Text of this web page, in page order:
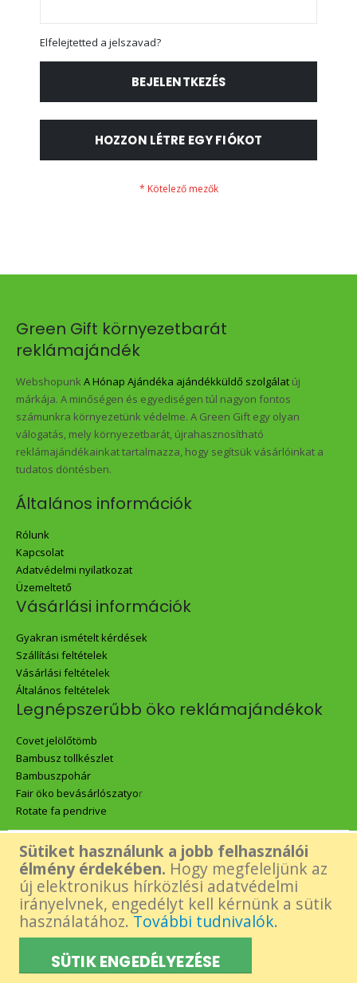
Sütiket használunk a jobb felhasználói
élmény érdekében. Hogy megfeleljünk az
új elektronikus hírközlési adatvédelmi
irányelvnek, engedélyt kell kérnünk a sütik
használatához. További tudnivalók.
SÜTIK ENGEDÉLYEZÉSE
Elfelejtetted a jelszavad?
BEJELENTKEZÉS
HOZZON LÉTRE EGY FIÓKOT
Green Gift környezetbarát
reklámajándék
Webshopunk A Hónap Ajándéka ajándékküldő szolgálat új
márkája. A minőségen és egyediségen túl nagyon fontos
számunkra környezetünk védelme. A Green Gift egy olyan
válogatás, mely környezetbarát, újrahasznosítható
reklámajándékainkat tartalmazza, hogy segítsük vásárlóinkat a
tudatos döntésben.
Általános információk
Rólunk
Kapcsolat
Adatvédelmi nyilatkozat
Üzemeltető
Vásárlási információk
Gyakran ismételt kérdések
Szállítási feltételek
Vásárlási feltételek
Általános feltételek
Legnépszerűbb öko reklámajándékok
Covet jelölőtömb
Bambusz tollkészlet
Bambuszpohár
Fair öko bevásárlószatyor
Rotate fa pendrive
Az oldalon található összes tartalom - beleértve a Green Gift logó,
képek és tartalmi elemek- felhasználásához a készítő előzetes,
írásos engedélye szükséges.